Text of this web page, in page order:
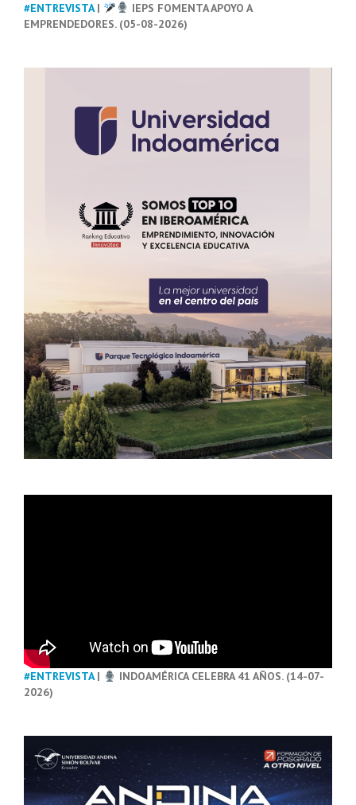
#ENTREVISTA|
IEPS FOMENTA APOYO A
EMPRENDEDORES. (05-08-2026)
#ENTREVISTA|
INDOAMÉRICA CELEBRA 41 AÑOS. (14-07-
2026)